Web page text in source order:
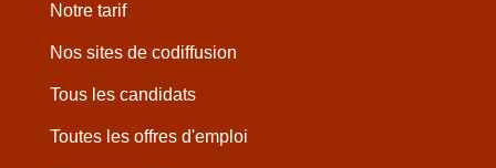
Notre tarif
Nos sites de codiffusion
Tous les candidats
Toutes les offres d'emploi